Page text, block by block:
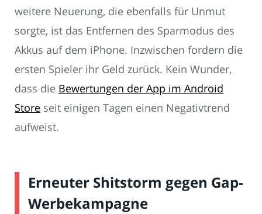
weitere Neuerung, die ebenfalls für Unmut
sorgte, ist das Entfernen des Sparmodus des
Akkus auf dem iPhone. Inzwischen fordern die
ersten Spieler ihr Geld zurück. Kein Wunder,
dass die Bewertungen der App im Android
Store seit einigen Tagen einen Negativtrend
aufweist.
Erneuter Shitstorm gegen Gap-
Werbekampagne